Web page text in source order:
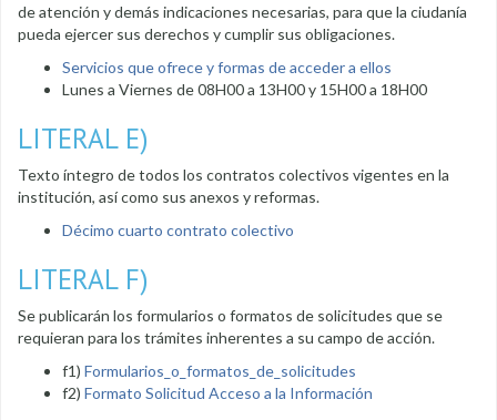
de atención y demás indicaciones necesarias, para que la ciudanía
pueda ejercer sus derechos y cumplir sus obligaciones.
Servicios que ofrece y formas de acceder a ellos
Lunes a Viernes de 08H00 a 13H00 y 15H00 a 18H00
LITERAL E)
Texto íntegro de todos los contratos colectivos vigentes en la
institución, así como sus anexos y reformas.
Décimo cuarto contrato colectivo
LITERAL F)
Se publicarán los formularios o formatos de solicitudes que se
requieran para los trámites inherentes a su campo de acción.
f1) Formularios_o_formatos_de_solicitudes
f2) Formato Solicitud Acceso a la Información